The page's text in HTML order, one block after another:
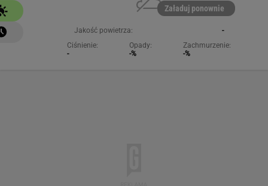
Załaduj ponownie
Jakość powietrza:
-
Ciśnienie:
-
Opady:
-%
Zachmurzenie:
-%